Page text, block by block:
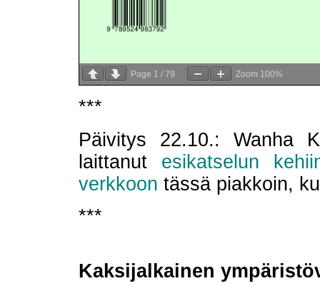
Page 1 / 79 Zoom 100%
***
Päivitys 22.10.: Wanha
laittanut esikatselun
verkkoon tässä piakkoin,
***
Kaksijalkainen